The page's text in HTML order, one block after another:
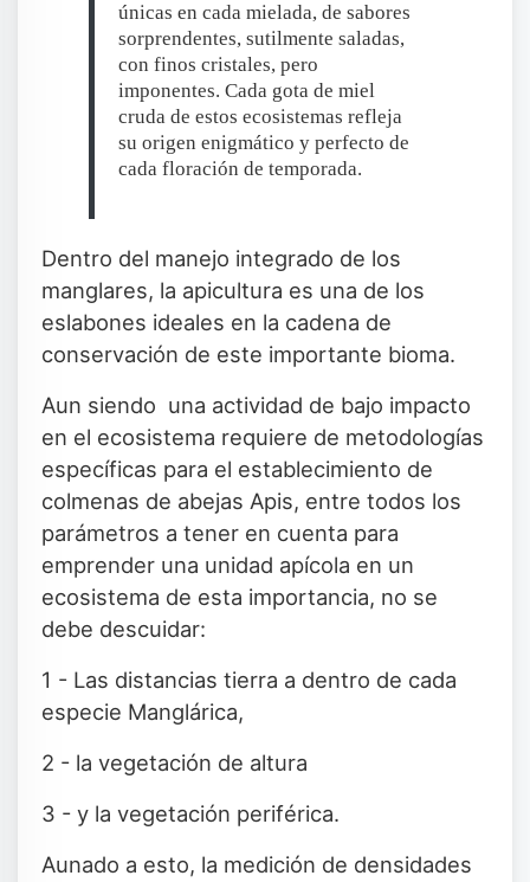
únicas en cada mielada, de sabores
sorprendentes, sutilmente saladas,
con finos cristales, pero
imponentes. Cada gota de miel
cruda de estos ecosistemas refleja
su origen enigmático y perfecto de
cada floración de temporada.
Dentro del manejo integrado de los
manglares, la apicultura es una de los
eslabones ideales en la cadena de
conservación de este importante bioma.
Aun siendo una actividad de bajo impacto
en el ecosistema requiere de metodologías
específicas para el establecimiento de
colmenas de abejas Apis, entre todos los
parámetros a tener en cuenta para
emprender una unidad apícola en un
ecosistema de esta importancia, no se
debe descuidar:
1 - Las distancias tierra a dentro de cada
especie Manglárica,
2 - la vegetación de altura
3 - y la vegetación periférica.
Aunado a esto, la medición de densidades